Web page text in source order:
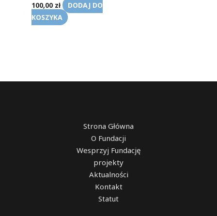
100,00 zł
DODAJ DO
KOSZYKA
Strona Główna
O Fundacji
Wesprzyj Fundację
projekty
Aktualności
Kontakt
Statut